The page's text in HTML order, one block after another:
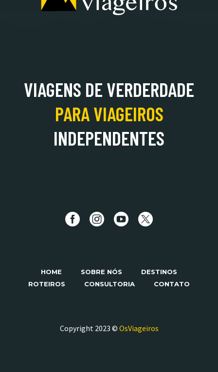
VIAGENS DE VERDERDADE
PARAVIAGEIROS
INDEPENDENTES
HOME SOBRE NÓS
DESTINOS
ROTEIROS
CONSULTORIA CONTATO
Copyright 2023 © OsViageiros